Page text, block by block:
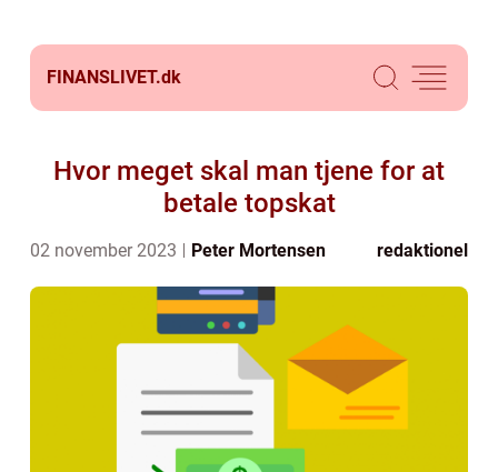
FINANSLIVET.dk
Hvor meget skal man tjene for at
betale topskat
02 november 2023 Peter Mortensen redaktionel